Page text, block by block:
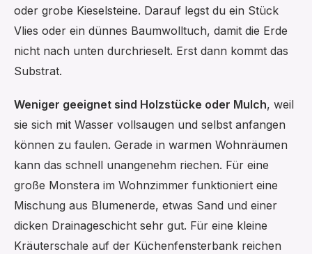
oder grobe Kieselsteine. Darauf legst du ein Stück
Vlies oder ein dünnes Baumwolltuch, damit die Erde
nicht nach unten durchrieselt. Erst dann kommt das
Substrat.
Weniger geeignet sind Holzstücke oder Mulch, weil
sie sich mit Wasser vollsaugen und selbst anfangen
können zu faulen. Gerade in warmen Wohnräumen
kann das schnell unangenehm riechen. Für eine
große Monstera im Wohnzimmer funktioniert eine
Mischung aus Blumenerde, etwas Sand und einer
dicken Drainageschicht sehr gut. Für eine kleine
Kräuterschale auf der Küchenfensterbank reichen